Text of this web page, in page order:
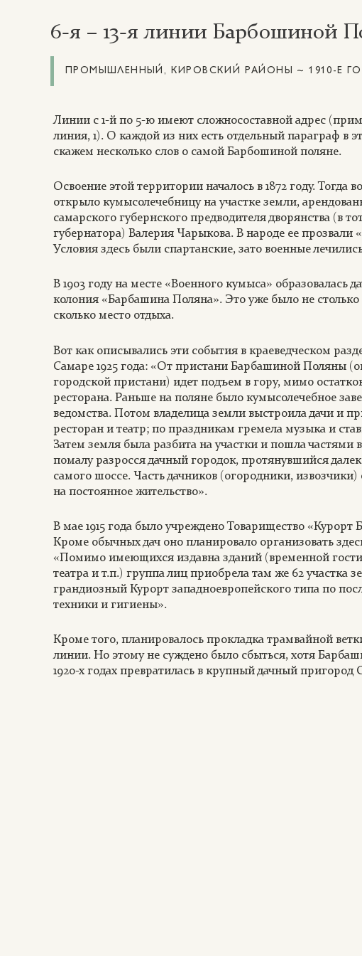
6-я – 13-я линии Барбошиной
ПРОМЫШЛЕННЫЙ, КИРОВСКИЙ РАЙОНЫ ~ 1910-Е
Линии с 1-й по 5-ю имеют сложносоставной адрес
линия, 1). О каждой из них есть отдельный параграф в
скажем несколько слов о самой Барбошиной поляне.
Освоение этой территории началось в 1872 году. Тогда
открыло кумысолечебницу на участке земли,
самарского губернского предводителя дворянства (в
губернатора) Валерия Чарыкова. В народе ее прозвали
Условия здесь были спартанские, зато военные
В 1903 году на месте «Военного кумыса» образовалась
колония «Барбашина Поляна». Это уже было не столько
сколько место отдыха.
Вот как описывались эти события в краеведческом
Самаре 1925 года: «От пристани Барбашиной Поляны
городской пристани) идет подъем в гору, мимо
ресторана. Раньше на поляне было кумысолечебное
ведомства. Потом владелица земли выстроила дачи и
ресторан и театр; по праздникам гремела музыка и
Затем земля была разбита на участки и пошла частями
помалу разросся дачный городок, протянувшийся
самого шоссе. Часть дачников (огородники, извозчики)
на постоянное жительство».
В мае 1915 года было учреждено Товарищество «Курорт
Кроме обычных дач оно планировало организовать
«Помимо имеющихся издавна зданий (временной
театра и т.п.) группа лиц приобрела там же 62 участка
грандиозный Курорт западноевропейского типа по
техники и гигиены».
Кроме того, планировалось прокладка трамвайной
линии. Но этому не суждено было сбыться, хотя
1920-х годах превратилась в крупный дачный пригород